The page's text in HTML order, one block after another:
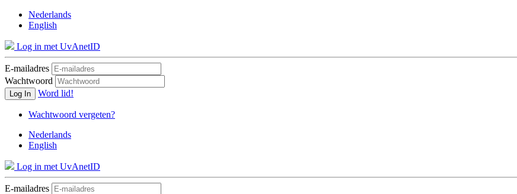
Nederlands
English
Log in met UvAnetID
E-mailadres
Wachtwoord
Log In Word lid!
Wachtwoord vergeten?
Nederlands
English
Log in met UvAnetID
E-mailadres